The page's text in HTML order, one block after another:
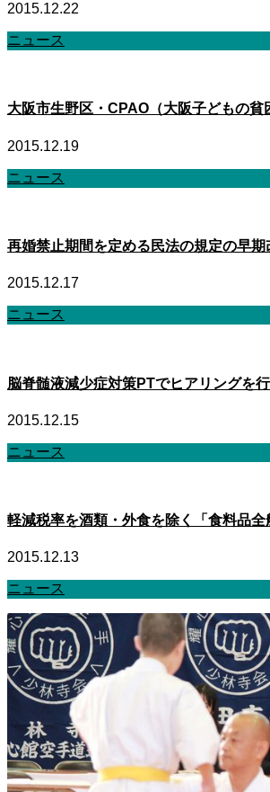
2015.12.22
ニュース
大阪市生野区・CPAO（大阪子どもの
2015.12.19
ニュース
再婚禁止期間を定める民法の規定の早
2015.12.17
ニュース
脳脊髄液減少症対策PTでヒアリングを行
2015.12.15
ニュース
軽減税率を酒類・外食を除く「食料品
2015.12.13
ニュース